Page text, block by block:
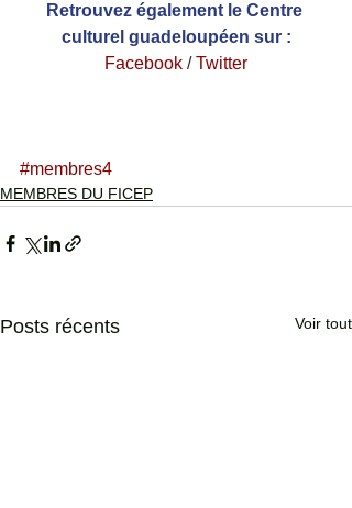
Retrouvez également le Centre
culturel guadeloupéen sur :
Facebook / Twitter
#membres4
MEMBRES DU FICEP
Posts récents Voir tout